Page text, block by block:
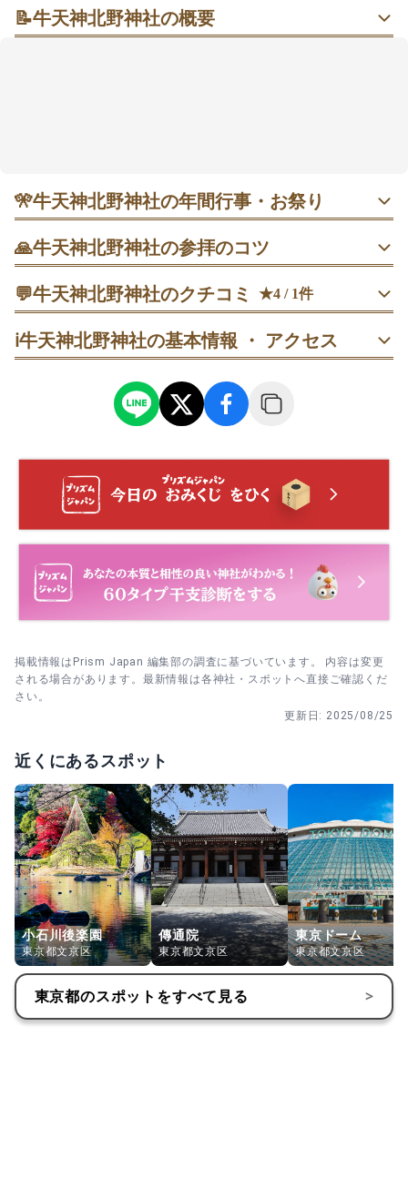
📝牛天神北野神社の概要
を味わいやすいです。
🎌牛天神北野神社の年間行事・お祭り
5月24〜25日ごろ 例大祭｜地域に根ざした年に一度の神
事。限定御朱印の頒布が案内され、参拝客でにぎわいま
す。出店はなく落ち着いた雰囲気という声も。平日初日の
午前が比較的スムーズで、拝殿参拝→御朱印→境内散策の
順で回るとゆとりを持てます。
🙏牛天神北野神社の参拝のコツ
1. 鳥居で一礼してから参道の端を歩き、手水で清めて拝殿
へ進む。拝殿前では足元をそろえ、二拝二拍手一拝で落ち
着いて参拝する。
さしく撫で、心の中で願い事を短く伝える。
4. 御朱印は授与所で。参拝後に向かい、列があれば境内散
策を挟んでから戻るとスムーズ。
💬牛天神北野神社のクチコミ ★4 / 1件
訪問日：2025/06/11
石段がいい雰囲気を出してます
ℹ️牛天神北野神社の基本情報 ・ アクセス
掲載情報はPrism Japan 編集部の調査に基づいています。 内容は変更
される場合があります。最新情報は各神社・スポットへ直接ご確認くだ
さい。
更新日: 2025/08/25
近くにあるスポット
小石川後楽園
東京都文京区
傳通院
東京都文京区
東京ドーム
東京都文京区
東京都のスポットをすべて見る >